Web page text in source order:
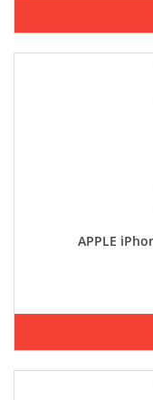
APPLE